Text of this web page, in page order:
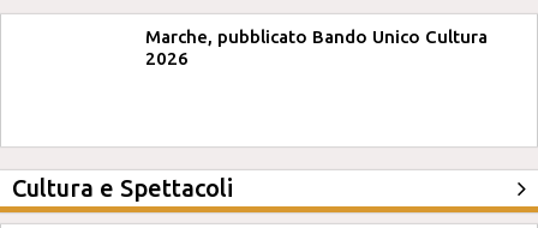
Marche, pubblicato Bando Unico Cultura
2026
Cultura e Spettacoli